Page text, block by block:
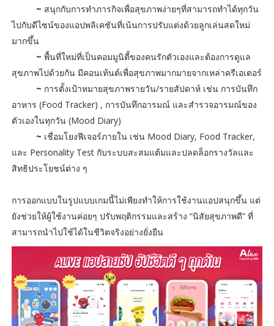
~ สนุกกับการทำภารกิจเพื่อสุขภาพง่ายๆที่สามารถทำได้ทุกวัน
ไปกับดีไซน์ของแอปพลิเคชันที่เน้นการปรับแต่งด้วยลูกเล่นสดใหม่
มากขึ้น
~ พื้นที่ใหม่ที่เป็นคอมมูนิตี้ของคนรักตัวเองและต้องการดูแล
สุขภาพไปด้วยกัน มีคอนเท้นต์เพื่อสุขภาพมากมายจากเหล่าครีเอเตอร์
~ การตั้งเป้าหมายสุขภาพรายวัน/รายสัปดาห์ เช่น การบันทึก
อาหาร (Food Tracker) , การบันทึกอารมณ์ และสำรวจอารมณ์ของ
ตัวเองในทุกวัน (Mood Diary)
~ เชื่อมโยงฟีเจอร์ภายใน เช่น Mood Diary, Food Tracker,
และ Personality Test กับระบบสะสมแต้มและปลดล็อกรางวัลและ
สิทธิประโยชน์ต่าง ๆ
การออกแบบในรูปแบบเกมนี้ไม่เพียงทำให้การใช้งานแอปสนุกขึ้น แต่
ยังช่วยให้ผู้ใช้งานค่อยๆ ปรับพฤติกรรมและสร้าง “นิสัยสุขภาพดี” ที่
สามารถนำไปใช้ได้ในชีวิตจริงอย่างยั่งยืน